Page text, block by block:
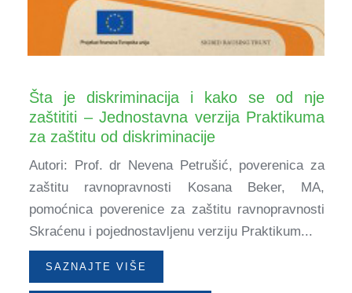
Šta je diskriminacija i kako se od nje
zaštititi – Jednostavna verzija Praktikuma
za zaštitu od diskriminacije
Autori: Prof. dr Nevena Petrušić, poverenica za
zaštitu ravnopravnosti Kosana Beker, MA,
pomoćnica poverenice za zaštitu ravnopravnosti
Skraćenu i pojednostavljenu verziju Praktikum...
SAZNAJTE VIŠE